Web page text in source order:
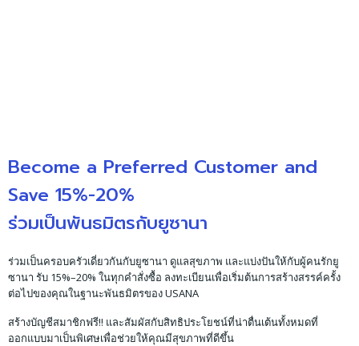
Become a Preferred Customer and
Save 15%-20%
ร่วมเป็นพันธมิตรกับยูซานา
ร่วมเป็นครอบครัวเดี่ยวกันกับยูซานา ดูแลสุขภาพ และแบ่งปันให้กับผู้คนรักยู
ซานา รับ 15%–20% ในทุกคำสั่งซื้อ ลงทะเบียนเพื่อเริ่มต้นการสร้างสรรค์ครั้ง
ต่อไปของคุณในฐานะพันธมิตรของ USANA
สร้างบัญชีสมาชิกฟรี!! และสัมผัสกับสิทธิประโยชน์ที่น่าตื่นเต้นทั้งหมดที่
ออกแบบมาเป็นพิเศษเพื่อช่วยให้คุณมีสุขภาพที่ดีขึ้น